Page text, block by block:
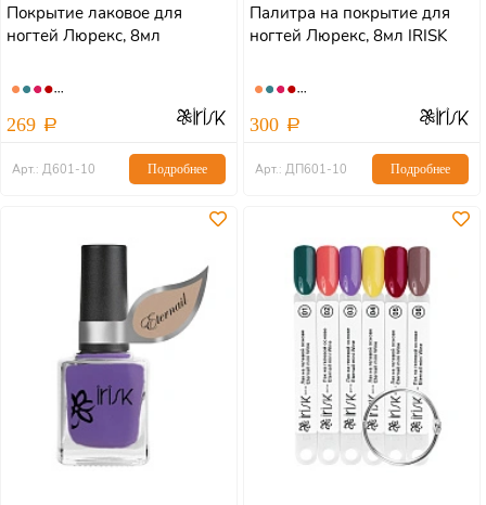
Покрытие лаковое для
ногтей Люрекс, 8мл
269
Арт.: Д601-10 Подробнее
Палитра на покрытие для
ногтей Люрекс, 8мл IRISK
300
Арт.: ДП601-10 Подробнее